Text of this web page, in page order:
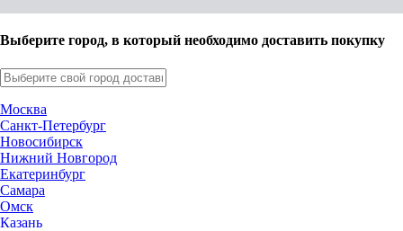
Выберите город, в который необходимо доставить покупку
Москва
Санкт-Петербург
Новосибирск
Нижний Новгород
Екатеринбург
Самара
Омск
Казань